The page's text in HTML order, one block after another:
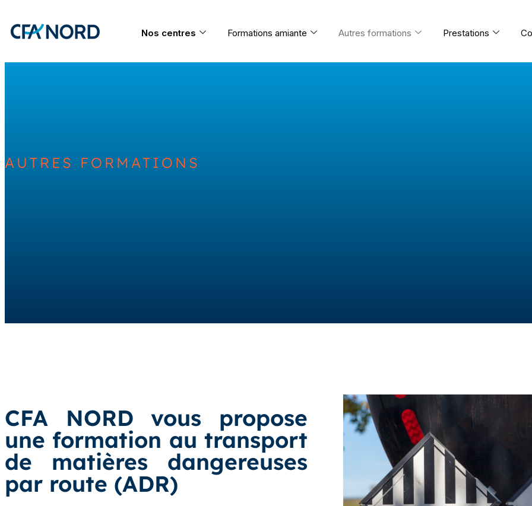
contenu
Nos centres Formations amiante Autres formations Prestations
AUTRES FORMATIONS
CFA NORD vous propose
une formation au transport
de matières dangereuses
par route (ADR)